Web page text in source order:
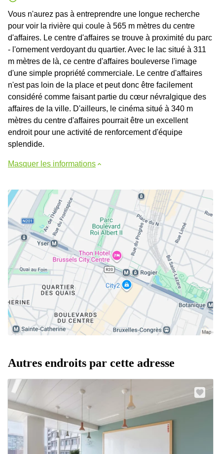
Vous n'aurez pas à entreprendre une longue recherche
pour voir la rivière qui coule à 565 m mètres du centre
d'affaires. Le centre d'affaires se trouve à proximité du parc
- l'ornement verdoyant du quartier. Avec le lac situé à 311
m mètres de là, ce centre d'affaires bouleverse l'image
d'une simple propriété commerciale. Le centre d'affaires
n'est pas loin de la place et peut donc être facilement
considéré comme faisant partie du cœur névralgique des
affaires de la ville. D'ailleurs, le cinéma situé à 340 m
mètres du centre d'affaires pourrait être un excellent
endroit pour une activité de renforcement d'équipe
splendide.
Masquer les informations
Autres endroits par cette adresse